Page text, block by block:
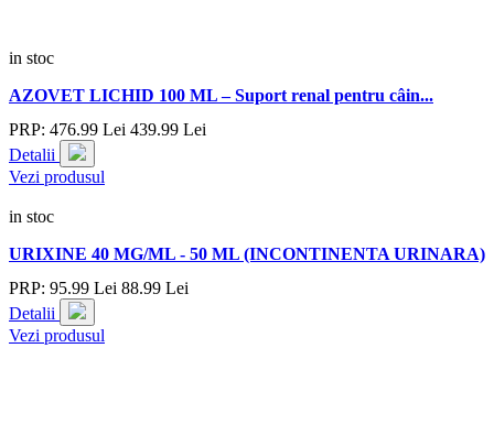
in stoc
AZOVET LICHID 100 ML – Suport renal pentru câin...
PRP: 476.99 Lei 439.99 Lei
Detalii
Vezi produsul
in stoc
URIXINE 40 MG/ML - 50 ML (INCONTINENTA URINARA)
PRP: 95.99 Lei 88.99 Lei
Detalii
Vezi produsul